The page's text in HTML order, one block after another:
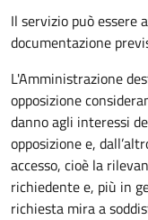
Il servizio può
documentazione
L'Amministrazione
opposizione
danno agli interessi
opposizione e,
accesso, cioè la
richiedente e, più in
richiesta mira a